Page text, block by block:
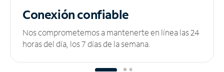
Conexión confiable
Nos comprometemos a mantenerte en línea las 24
horas del día, los 7 días de la semana.